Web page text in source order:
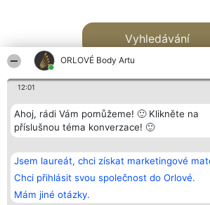
ORLOVÉ Body Artu
12:01
Ahoj, rádi Vám pomůžeme! 🙂 Klikněte na
příslušnou téma konverzace! 🙂
Jsem laureát, chci získat marketingové
Chci přihlásit svou společnost do Orlové.
Mám jiné otázky.
Vyhledávání
Bright Side Solutions sp. z o.
o. sp. k.
ul. Ruska 22
Wrocław 50-079
KRS 0000749100 | Regon
Vítězové
Seznam všech
laureátů
Zásady